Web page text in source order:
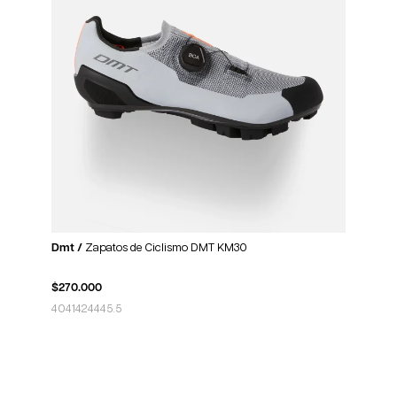
Dmt / Zapatos de Ciclismo DMT KM30
$270.000
4041424445.5